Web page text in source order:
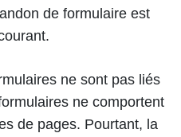
de formulaire est
ne sont pas liés
ne comportent
de pages. Pourtant, la